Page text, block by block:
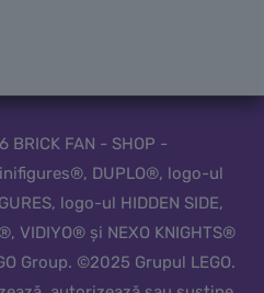
FAN - SHOP -
DUPLO®, logo-ul
logo-ul HIDDEN SIDE,
VIDIYO® și NEXO KNIGHTS®
Group. ©2025 Grupul LEGO.